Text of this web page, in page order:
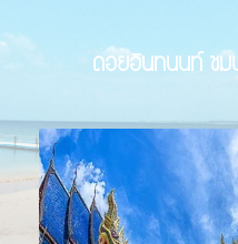
ดอยอินทนนท์ ชม